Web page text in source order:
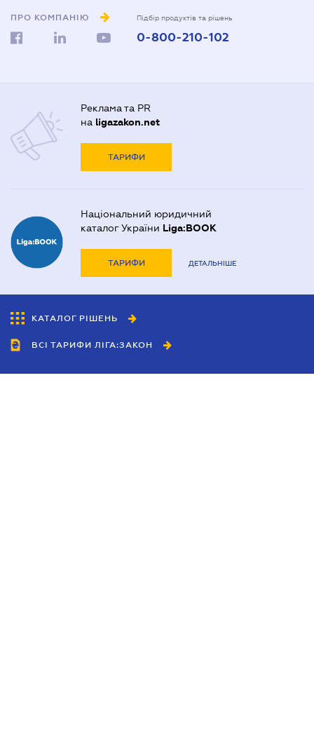
ПРО КОМПАНІЮ Підбір продуктів та рішень
0-800-210-102
Реклама та PR
на ligazakon.net
ТАРИФИ
Національний юридичний
каталог України Liga:BOOK
ТАРИФИ ДЕТАЛЬНІШЕ
КАТАЛОГ РІШЕНЬ
ВСІ ТАРИФИ ЛІГА:ЗАКОН